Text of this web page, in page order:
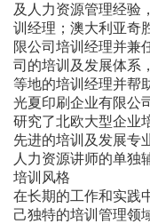
及人力资源管理经验
训经理；澳大利亚奇
限公司培训经理并兼
司的培训及发展体系
等地的培训经理并帮
光夏印刷企业有限公
研究了北欧大型企业
先进的培训及发展专
人力资源讲师的单独
培训风格
在长期的工作和实践
己独特的培训管理领